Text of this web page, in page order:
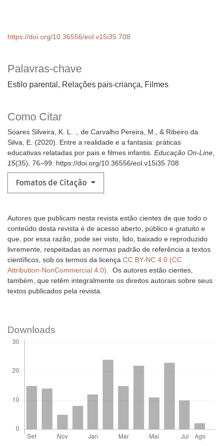
Palavras-chave
Estilo parental, Relações pais-criança, Filmes
Como Citar
Soares Silveira, K. L. ., de Carvalho Pereira, M., & Ribeiro da
Silva, E. (2020). Entre a realidade e a fantasia: práticas
educativas relatadas por pais e filmes infantis. Educação On-Line,
15(35), 76–99. https://doi.org/10.36556/eol.v15i35.708
Fomatos de Citação
https://doi.org/10.36556/eol.v15i35.708
Autores que publicam nesta revista estão cientes de que todo o
conteúdo desta revista é de acesso aberto, público e gratuito e
que, por essa razão, pode ser visto, lido, baixado e reproduzido
livremente, respeitadas as normas padrão de referência a textos
científicos, sob os termos da licença CC BY-NC 4.0 (CC
Attribution-NonCommercial 4.0). Os autores estão cientes,
também, que retêm integralmente os direitos autorais sobre seus
textos publicados pela revista.
Downloads